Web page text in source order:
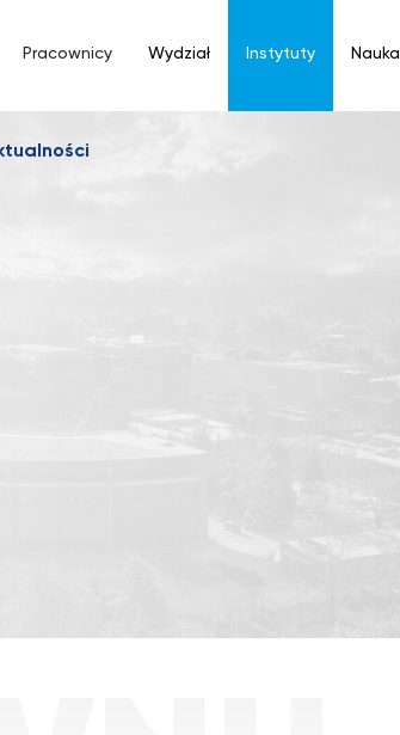
Pracownicy Wydział Instytuty Nauka